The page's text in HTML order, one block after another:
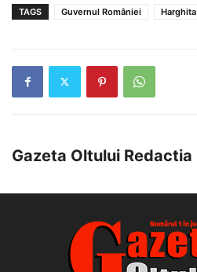
TAGS Guvernul României Harghita
Gazeta Oltului Redactia